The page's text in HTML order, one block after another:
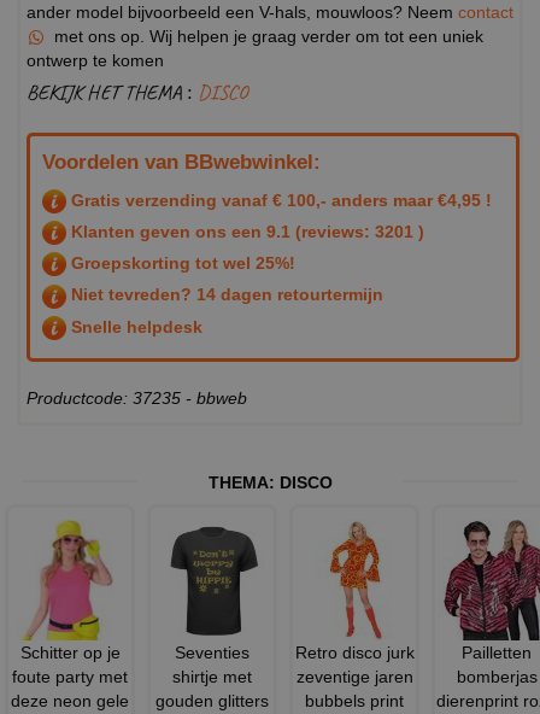
ander model bijvoorbeeld een V-hals, mouwloos? Neem contact
met ons op. Wij helpen je graag verder om tot een uniek
ontwerp te komen
BEKIJK HET THEMA : DISCO
Voordelen van BBwebwinkel:
Gratis verzending vanaf € 100,- anders maar €4,95 !
Klanten geven ons een 9.1 (reviews: 3201 )
Groepskorting tot wel 25%!
Niet tevreden? 14 dagen retourtermijn
Snelle helpdesk
Productcode: 37235 - bbweb
THEMA: DISCO
Schitter op je
foute party met
deze neon gele
Seventies
shirtje met
gouden glitters
Retro disco jurk
zeventige jaren
bubbels print
Pailletten
bomberjas
dierenprint